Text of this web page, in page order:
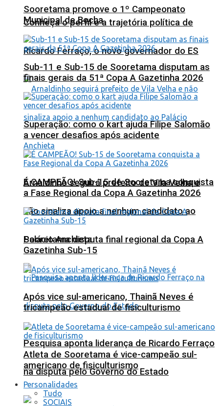
Conheça o perfil e a trajetória política de
Ricardo Ferraço, o novo governador do ES
Arnaldinho seguirá prefeito de Vila Velha e
não sinaliza apoio a nenhum candidato ao
Palácio Anchieta
Pesquisa aponta liderança de Ricardo Ferraço
na disputa pelo Governo do Estado
Sooretama promove o 1º Campeonato
Municipal de Bocha
Sub-11 e Sub-15 de Sooretama disputam as
finais gerais da 51ª Copa A Gazetinha 2026
Superação: como o kart ajuda Filipe Salomão
a vencer desafios após acidente
É CAMPEÃO! Sub-15 de Sooretama conquista
a Fase Regional da Copa A Gazetinha 2026
Sooretama disputa final regional da Copa A
Gazetinha Sub-15
Após vice sul-americano, Thainã Neves é
tricampeão estadual de fisiculturismo
Atleta de Sooretama é vice-campeão sul-
americano de fisiculturismo
Personalidades
Tudo
SOCIAIS